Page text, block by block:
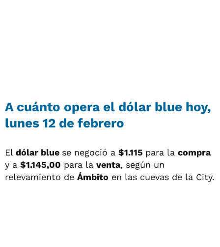
A cuánto opera el dólar blue hoy,
lunes 12 de febrero
El dólar blue se negoció a $1.115 para la compra
y a $1.145,00 para la venta, según un
relevamiento de Ámbito en las cuevas de la City.